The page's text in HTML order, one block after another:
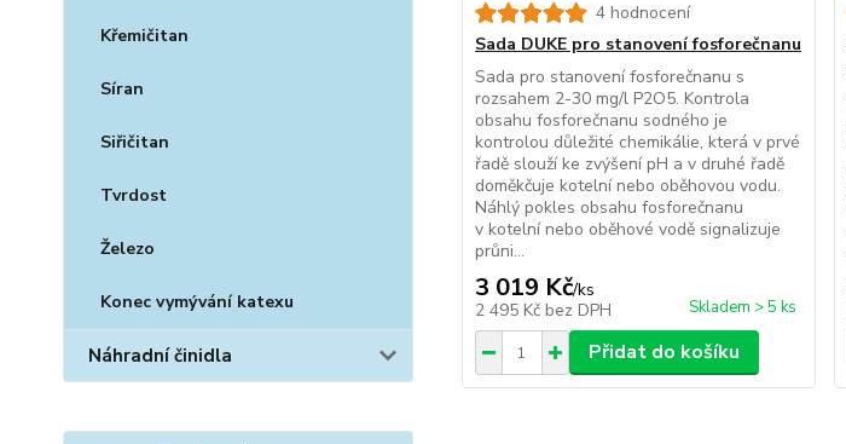
Křemičitan
Síran
Siřičitan
Tvrdost
Železo
Konec vymývání katexu
Náhradní činidla
4 hodnocení
Sada DUKE pro stanovení fosforečnanu
Sada pro stanovení fosforečnanu s
rozsahem 2-30 mg/l P2O5. Kontrola
obsahu fosforečnanu sodného je
kontrolou důležité chemikálie, která v prvé
řadě slouží ke zvýšení pH a v druhé řadě
doměkčuje kotelní nebo oběhovou vodu.
Náhlý pokles obsahu fosforečnanu
v kotelní nebo oběhové vodě signalizuje
průni...
3 019 Kč/ks
2 495 Kč bez DPH Skladem > 5 ks
Přidat do košíku